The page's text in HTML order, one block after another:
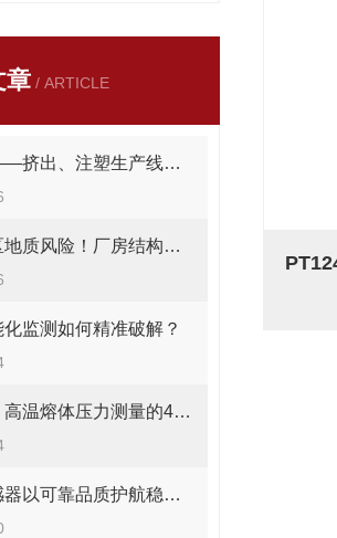
章 / ARTICLE
熔体压力表——挤出、注塑生产线的品质命脉！
攻克地震山区地质风险！厂房结构在线安全监测解决方案应用。
监测如何精准破解？
橡塑厂必看！高温熔体压力测量的4大致命痛点，90%工厂都在踩坑
振动温度传感器以可靠品质护航稳定运行